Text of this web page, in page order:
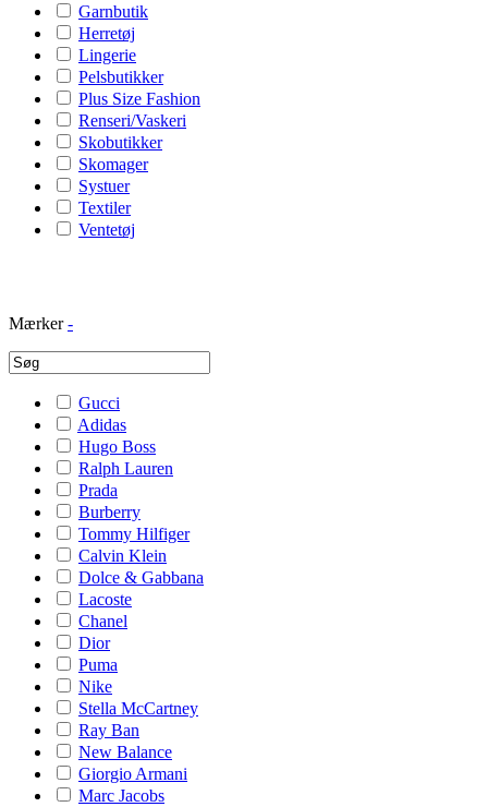
Garnbutik
Herretøj
Lingerie
Pelsbutikker
Plus Size Fashion
Renseri/Vaskeri
Skobutikker
Skomager
Systuer
Textiler
Ventetøj
Mærker -
Gucci
Adidas
Hugo Boss
Ralph Lauren
Prada
Burberry
Tommy Hilfiger
Calvin Klein
Dolce & Gabbana
Lacoste
Chanel
Dior
Puma
Nike
Stella McCartney
Ray Ban
New Balance
Giorgio Armani
Marc Jacobs